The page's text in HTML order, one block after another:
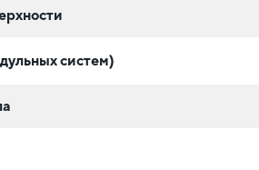
систем)